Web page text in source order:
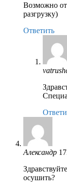
Возможно
разгрузку)
Ответить
Александр
осушить?